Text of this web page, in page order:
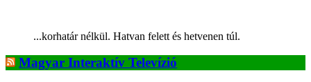
...korhatár nélkül. Hatvan felett és hetvenen túl.
Magyar Interaktív Televízió